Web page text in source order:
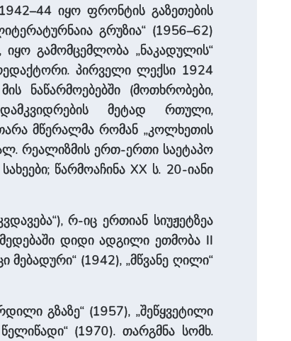
იყო ფრონტის გაზეთების
გრუზია“ (1956–62)
იყო გამომცემლობა „ნაკადულის“
პირველი ლექსი 1924
ნაწარმოებებში (მოთხრობები,
მეტად რთული,
მწერალმა რომან „კოლხეთის
რეალიზმის ერთ-ერთი საეტაპო
წარმოაჩინა XX ს. 20-იანი
რ-იც ერთიან სიუჟეტზეა
დიდი ადგილი ეთმობა II
(1942), „მწვანე ღილი“
გზაზე“ (1957), „შეწყვეტილი
(1970). თარგმნა სომხ.